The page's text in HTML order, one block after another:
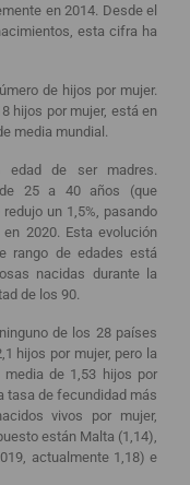
en 2014. Desde el
esta cifra ha
de hijos por mujer.
hijos por mujer, está en
media mundial.
de ser madres.
de 25 a 40 años (que
un 1,5%, pasando
2020. Esta evolución
rango de edades está
nacidas durante la
de los 90.
de los 28 países
hijos por mujer, pero la
de 1,53 hijos por
tasa de fecundidad más
vivos por mujer,
están Malta (1,14),
actualmente 1,18) e